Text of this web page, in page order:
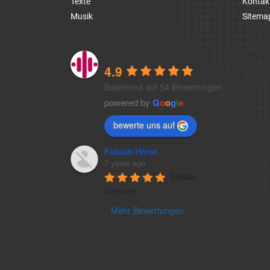
Musik
4.9
Basierend auf 54 Bewertungen
powered by Google
bewerte uns auf
Fabian Hörst
7 years ago
Mehr Bewertungen